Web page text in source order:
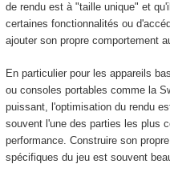
de rendu est à "taille unique" et
certaines fonctionnalités ou
ajouter son propre comportement
En particulier pour les appareils
ou consoles portables comme la
puissant, l'optimisation du rendu
souvent l'une des parties les plus
performance. Construire son
spécifiques du jeu est souvent